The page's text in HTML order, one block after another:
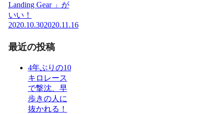
Landing Gear 」が
いい！
2020.10.302020.11.16
最近の投稿
4年ぶりの10
キロレース
で撃沈、早
歩きの人に
抜かれる！